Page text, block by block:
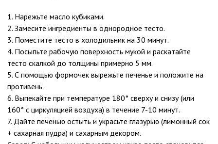
1. Нарежьте масло кубиками.
2. Замесите ингредиенты в однородное тесто.
3. Поместите тесто в холодильник на 30 минут.
4. Посыпьте рабочую поверхность мукой и раскатайте
тесто скалкой до толщины примерно 5 мм.
5. С помощью формочек вырежьте печенье и положите на
противень.
6. Выпекайте при температуре 180° сверху и снизу (или
160° с циркуляцией воздуха) в течение 7-10 минут.
7. Дайте печенью остыть и украсьте глазурью (лимонный сок
+ сахарная пудра) и сахарным декором.